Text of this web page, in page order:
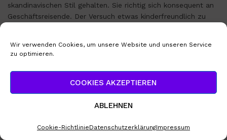
Wir verwenden Cookies, um unsere Website und unseren Service
zu optimieren.
COOKIES AKZEPTIEREN
ABLEHNEN
Cookie-RichtlinieDatenschutzerklärungImpressum
skandinavischen Stil gehalten. Sie richtig sich konsequent an
Geschäftsreisende. Der Versuch etwas kinderfreundlich zu
ausgestattet ist es nicht. Die Wickelklappe ist für kleinste
gibt im Restaurantbereich viele Kinderstühle, so dass man
gut gefüttert werden kann.
Also schaut selbst vorbei und genießt Euer Frühstück. Wir
Bis dann, Deine Vic!